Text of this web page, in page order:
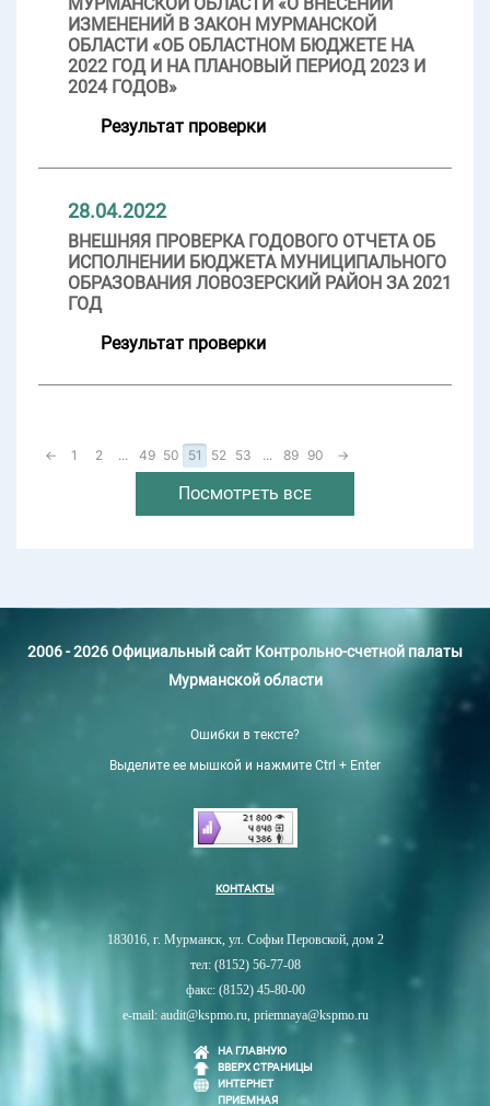
ИЗМЕНЕНИЙ В ЗАКОН МУРМАНСКОЙ
ОБЛАСТИ «ОБ ОБЛАСТНОМ БЮДЖЕТЕ НА
2022 ГОД И НА ПЛАНОВЫЙ ПЕРИОД 2023 И
2024 ГОДОВ»
Результат проверки
28.04.2022
ВНЕШНЯЯ ПРОВЕРКА ГОДОВОГО ОТЧЕТА ОБ
ИСПОЛНЕНИИ БЮДЖЕТА МУНИЦИПАЛЬНОГО
ОБРАЗОВАНИЯ ЛОВОЗЕРСКИЙ РАЙОН ЗА 2021
ГОД
Результат проверки
← 1 2 ... 49 50 51 52 53 ... 89 90 →
Посмотреть все
2006 - 2026 Официальный сайт Контрольно-счетной палаты
Мурманской области
Ошибки в тексте?
Выделите ее мышкой и нажмите Ctrl + Enter
КОНТАКТЫ
183016, г. Мурманск, ул. Софьи Перовской, дом 2
тел: (8152) 56-77-08
факс: (8152) 45-80-00
e-mail: audit@kspmo.ru, priemnaya@kspmo.ru
НА ГЛАВНУЮ
ВВЕРХ СТРАНИЦЫ
ИНТЕРНЕТ
ПРИЕМНАЯ